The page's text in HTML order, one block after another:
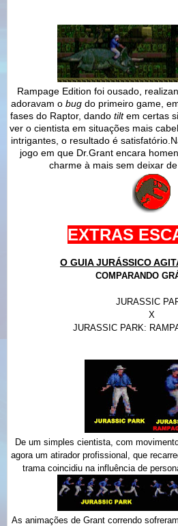
Rampage Edition foi ousado,
adoravam o bug do primeiro game,
fases do Raptor, dandotiltem certas
ver o cientista em situações mais
intrigantes, o resultado é
jogo em que Dr.Grant encara
charme à mais sem deixar
EXTRAS
O GUIA JURÁSSICO
COMPARANDO
JURASSIC
X
JURASSIC PARK:
De um simples cientista, com
agora um atirador profissional, que
trama coincidiu na influência de
As animações de Grant correndo